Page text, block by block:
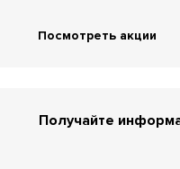
Посмотреть акции
Получайте